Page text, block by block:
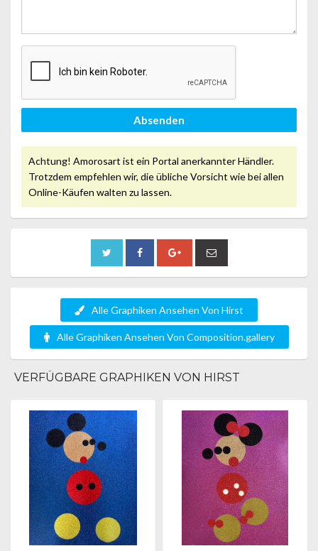
Absenden
Achtung! Amorosart ist ein Portal anerkannter Händler.
Trotzdem empfehlen wir, die übliche Vorsicht wie bei allen
Online-Käufen walten zu lassen.
Alle Graphiken Ansehen Von Hirst
Alle Graphiken Ansehen Von Composition.gallery
VERFÜGBARE GRAPHIKEN VON HIRST